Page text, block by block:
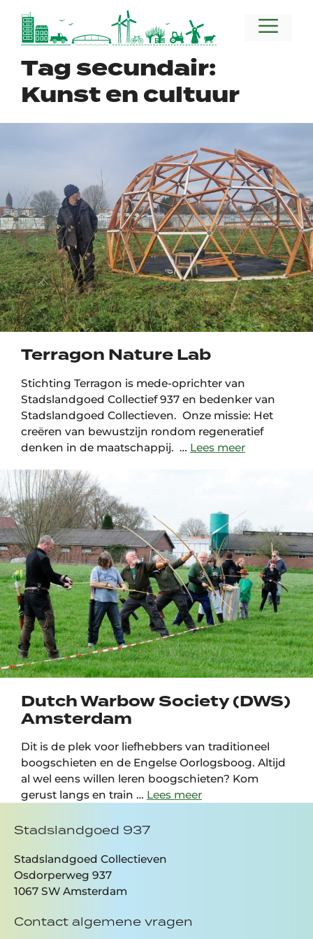
naar
Menu
Tag secundair:
Kunst en cultuur
Terragon Nature Lab
Stichting Terragon is mede-oprichter van
Stadslandgoed Collectief 937 en bedenker van
Stadslandgoed Collectieven. Onze missie: Het
creëren van bewustzijn rondom regeneratief
denken in de maatschappij. … Lees meer
Dutch Warbow Society (DWS)
Amsterdam
Dit is de plek voor liefhebbers van traditioneel
boogschieten en de Engelse Oorlogsboog. Altijd
al wel eens willen leren boogschieten? Kom
gerust langs en train … Lees meer
Stadslandgoed 937
Stadslandgoed Collectieven
Osdorperweg 937
1067 SW Amsterdam
Contact algemene vragen